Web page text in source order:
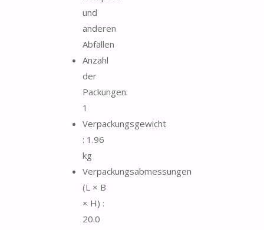
und
anderen
Abfällen
Anzahl
der
Packungen:
1
Verpackungsgewicht
: 1.96
kg
Verpackungsabmessungen
(L × B
× H) :
20.0